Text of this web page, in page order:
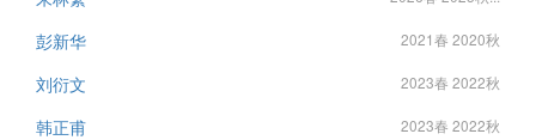
彭新华 2021春 2020秋
刘衍文 2023春 2022秋
韩正甫 2023春 2022秋